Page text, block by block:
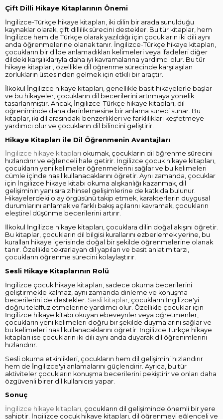
Çift Dilli Hikaye Kitaplarının Önemi
İngilizce-Türkçe hikaye kitapları, iki dilin bir arada sunulduğu
kaynaklar olarak, çift dillilik sürecini destekler. Bu tür kitaplar, hem
İngilizce hem de Türkçe olarak yazıldığı için çocukların iki dili aynı
anda öğrenmelerine olanak tanır. İngilizce-Türkçe hikaye kitapları,
çocukların bir dilde anlamadıkları kelimeleri veya ifadeleri diğer
dildeki karşılıklarıyla daha iyi kavramalarına yardımcı olur. Bu tür
hikaye kitapları, özellikle dil öğrenme sürecinde karşılaşılan
zorlukların üstesinden gelmek için etkili bir araçtır.
İlkokul İngilizce hikaye kitapları, genellikle basit hikayelerle başlar
ve bu hikayeler, çocukların dil becerilerini artırmaya yönelik
tasarlanmıştır. Ancak, İngilizce-Türkçe hikaye kitapları, dil
öğreniminde daha derinlemesine bir anlama süreci sunar. Bu
kitaplar, iki dil arasındaki benzerlikleri ve farklılıkları keşfetmeye
yardımcı olur ve çocukların dil bilincini geliştirir.
Hikaye Kitapları ile Dil Öğrenmenin Avantajları
İngilizce hikaye kitapları okumak, çocukların dil öğrenme sürecini
hızlandırır ve eğlenceli hale getirir. İngilizce çocuk hikaye kitapları,
çocukların yeni kelimeler öğrenmelerini sağlar ve bu kelimeleri
cümle içinde nasıl kullanacaklarını öğretir. Aynı zamanda, çocuklar
için İngilizce hikaye kitabı okuma alışkanlığı kazanmak, dil
gelişiminin yanı sıra zihinsel gelişimlerine de katkıda bulunur.
Hikayelerdeki olay örgüsünü takip etmek, karakterlerin duygusal
durumlarını anlamak ve farklı bakış açılarını kavramak, çocukların
eleştirel düşünme becerilerini artırır.
İlkokul İngilizce hikaye kitapları, çocuklara dilin doğal akışını öğretir.
Bu kitaplar, çocukların dil bilgisi kurallarını ezberlemek yerine, bu
kuralları hikaye içerisinde doğal bir şekilde öğrenmelerine olanak
tanır. Özellikle tekrarlayan dil yapıları ve basit anlatım tarzı,
çocukların öğrenme sürecini kolaylaştırır.
Sesli Hikaye Kitaplarının Rolü
İngilizce çocuk hikaye kitapları, sadece okuma becerilerini
geliştirmekle kalmaz, aynı zamanda dinleme ve konuşma
becerilerini de destekler. Sesli kitaplar , çocukların İngilizce'yi
doğru telaffuz etmelerine yardımcı olur. Özellikle çocuklar için
İngilizce hikaye kitabı okuyan ebeveynler veya öğretmenler,
çocukların yeni kelimeleri doğru bir şekilde duymalarını sağlar ve
bu kelimeleri nasıl kullanacaklarını öğretir. İngilizce Türkçe hikaye
kitapları ise çocukların iki dili aynı anda duyarak dil öğrenimlerini
hızlandırır.
Sesli okuma etkinlikleri, çocukların hem dil gelişimini hızlandırır
hem de İngilizce'yi anlamalarını güçlendirir. Ayrıca, bu tür
aktiviteler çocukların konuşma becerilerini pekiştirir ve onları daha
özgüvenli birer dil kullanıcısı yapar.
Sonuç
İngilizce hikaye kitapları, çocukların dil gelişiminde önemli bir yere
sahiptir. İngilizce çocuk hikaye kitapları, dil öğrenmeyi eğlenceli ve